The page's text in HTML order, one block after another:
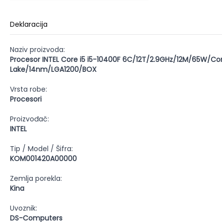
Deklaracija
Naziv proizvoda:
Procesor INTEL Core i5 i5-10400F 6C/12T/2.9GHz/12M/65W/
Lake/14nm/LGA1200/BOX
Vrsta robe:
Procesori
Proizvođač:
INTEL
Tip / Model / Šifra:
KOM001420A00000
Zemlja porekla:
Kina
Uvoznik:
DS-Computers